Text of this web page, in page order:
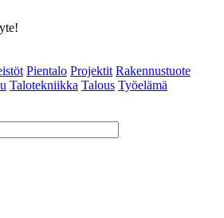
Pientalo Projektit Rakennustuote
Talotekniikka Talous Työelämä